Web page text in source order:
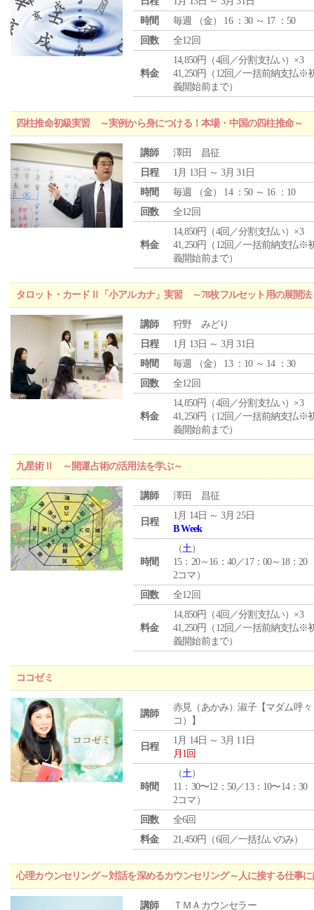
時間
毎週 （金） 16 ：30 ～ 17 ：50
回数
全12回
料金
14,850円（4回／分割支払い）×3
41,250円（12回／一括前納支払※
義開始前まで）
四柱推命初級実習 ～実例から身につける！本場・中国の四柱推命～
講師
澤田 昌征
日程
1月 13日 ～ 3月 31日
時間
毎週 （金） 14 ：50 ～ 16 ：10
回数
全12回
料金
14,850円（4回／分割支払い）×3
41,250円（12回／一括前納支払※
義開始前まで）
タロット・カードⅡ「小アルカナ」実習 ～78枚フルセット用の展開法
講師
狩野 みどり
日程
1月 13日 ～ 3月 31日
時間
毎週 （金） 13 ：10 ～ 14 ：30
回数
全12回
料金
14,850円（4回／分割支払い）×3
41,250円（12回／一括前納支払※
義開始前まで）
九星術Ⅱ ～開運占術の活用法を学ぶ～
講師 澤田 昌征
日程
1月 14日 ～ 3月 25日
B Week
時間
（土）
15：20～16：40／17：00～18：20
2コマ）
回数
全12回
料金
14,850円（4回／分割支払い）×3
41,250円（12回／一括前納支払※
義開始前まで）
ココゼミ
講師
赤見（あかみ）淑子【マダム呼々
コ）】
日程
1月 14日 ～ 3月 11日
月1回
時間
（土）
11：30〜12：50／13：10〜14：30
2コマ）
回数
全6回
料金
21,450円（6回／一括払いのみ）
心理カウンセリング～対話を深めるカウンセリング～人に接する仕事
講師 ＴＭＡカウンセラー